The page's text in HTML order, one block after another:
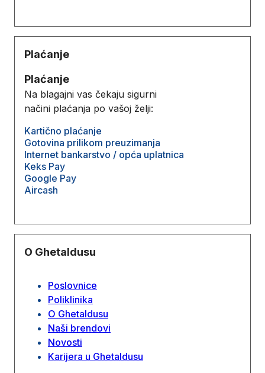
Plaćanje
Plaćanje
Na blagajni vas čekaju sigurni
načini plaćanja po vašoj želji:
Kartično plaćanje
Gotovina prilikom preuzimanja
Internet bankarstvo / opća uplatnica
Keks Pay
Google Pay
Aircash
O Ghetaldusu
Poslovnice
Poliklinika
O Ghetaldusu
Naši brendovi
Novosti
Karijera u Ghetaldusu